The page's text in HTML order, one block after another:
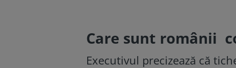
Care sunt românii
Executivul precizează că